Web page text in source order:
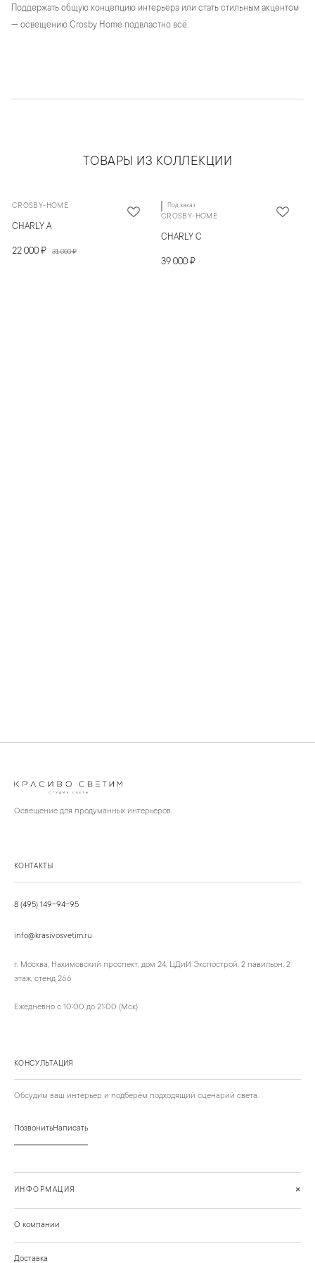
Поддержать общую концепцию интерьера или стать стильным акцентом
— освещению Crosby Home подвластно всё.
ТОВАРЫ ИЗ КОЛЛЕКЦИИ
CROSBY-HOME
CHARLY A
22 000 ₽ 31 000 ₽
Под заказ
CROSBY-HOME
CHARLY C
39 000 ₽
Освещение для продуманных интерьеров.
КОНТАКТЫ
8 (495) 149-94-95
info@krasivosvetim.ru
г. Москва, Нахимовский проспект, дом 24, ЦДиИ Экспострой, 2 павильон, 2
этаж, стенд 266
Ежедневно с 10:00 до 21:00 (Мск)
КОНСУЛЬТАЦИЯ
Обсудим ваш интерьер и подберём подходящий сценарий света.
ПозвонитьНаписать
ИНФОРМАЦИЯ +
О компании
Доставка